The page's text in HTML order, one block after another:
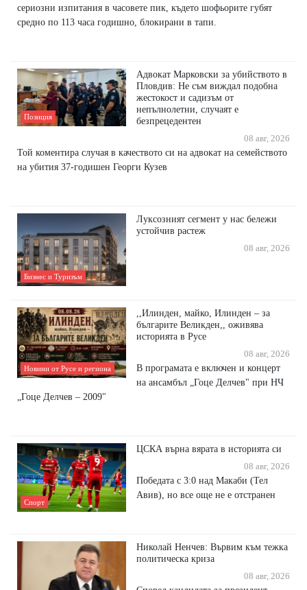
сериозни изпитания в часовете пик, където шофьорите губят
средно по 113 часа годишно, блокирани в тапи.
Позиция
Адвокат Марковски за убийството в
Пловдив: Не съм виждал подобна
жестокост и садизъм от
непълнолетни, случаят е
безпрецедентен
08 авг, 2026
Той коментира случая в качеството си на адвокат на семейството
на убития 37-годишен Георги Кузев
Бизнес и Туризъм
Луксозният сегмент у нас бележи
устойчив растеж
08 авг, 2026
Новини от Русе и региона
,,Илинден, майко, Илинден – за
българите Великден,, оживява
историята в Русе
08 авг, 2026
В програмата е включен и концерт
на ансамбъл „Гоце Делчев" при НЧ
„Гоце Делчев – 2009"
Спорт
ЦСКА върна вярата в историята си
08 авг, 2026
Победата с 3:0 над Макаби (Тел
Авив), но все още не е отстранен
Николай Ненчев: Вървим към тежка
политическа криза
08 авг, 2026